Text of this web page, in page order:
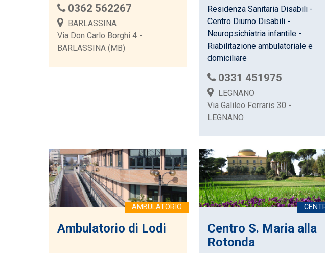
0362 562267
BARLASSINA
Via Don Carlo Borghi 4 -
BARLASSINA (MB)
Residenza Sanitaria Disabili -
Centro Diurno Disabili -
Neuropsichiatria infantile -
Riabilitazione ambulatoriale e
domiciliare
0331 451975
LEGNANO
Via Galileo Ferraris 30 -
LEGNANO
Ambulatorio di Lodi
Centro S. Maria alla
Rotonda